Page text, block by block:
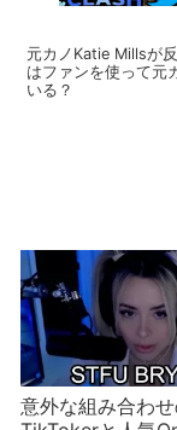
元カノKatie Millsが
はファンを使って元
いる？
意外な組み合わ